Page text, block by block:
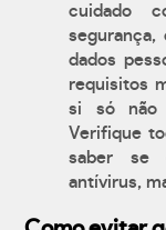
cuidado
dados
requisitos
si só não
Verifique
saber se
antívirus,